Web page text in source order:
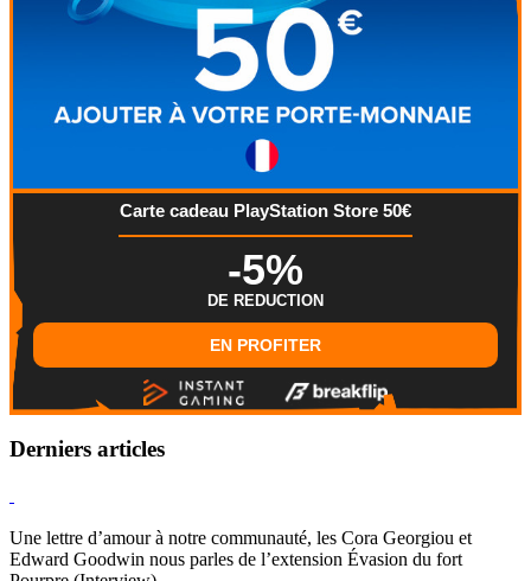
Carte cadeau PlayStation Store 50€
-5%
DE REDUCTION
EN PROFITER
Derniers articles
Une lettre d’amour à notre communauté, les Cora Georgiou et
Edward Goodwin nous parles de l’extension Évasion du fort